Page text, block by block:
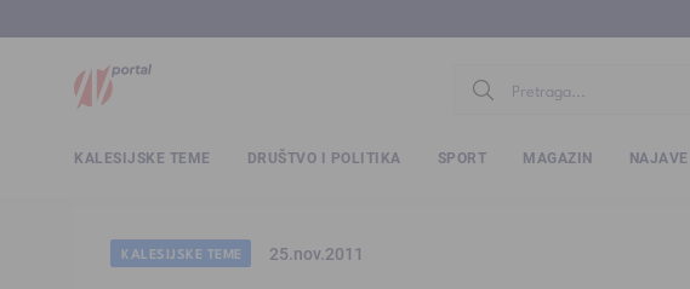
KALESIJSKE TEME DRUŠTVO I POLITIKA SPORT MAGAZIN NAJAVE
KALESIJSKE TEME 25.nov.2011